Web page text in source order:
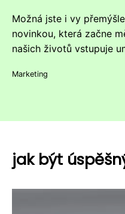
Možná jste i vy
novinkou, která začne
našich životů vstupuje
Marketing
jak být